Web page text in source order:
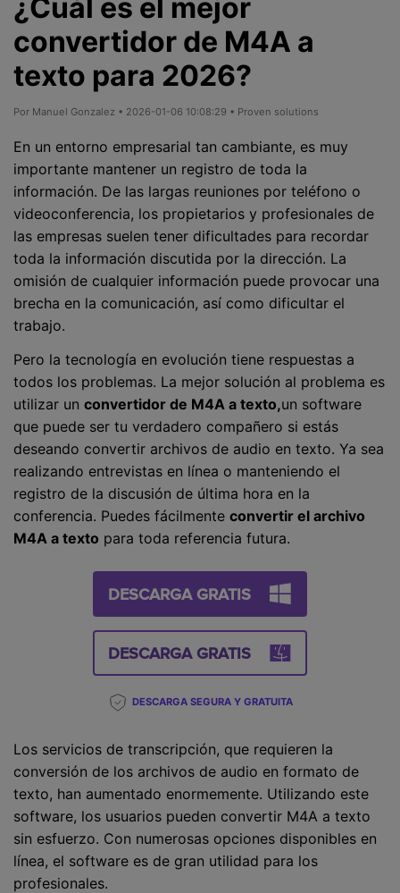
¿Cuál es el mejor
convertidor de M4A a
texto para 2026?
Por Manuel Gonzalez • 2026-01-06 10:08:29 • Proven solutions
En un entorno empresarial tan cambiante, es muy
importante mantener un registro de toda la
información. De las largas reuniones por teléfono o
videoconferencia, los propietarios y profesionales de
las empresas suelen tener dificultades para recordar
toda la información discutida por la dirección. La
omisión de cualquier información puede provocar una
brecha en la comunicación, así como dificultar el
trabajo.
Pero la tecnología en evolución tiene respuestas a
todos los problemas. La mejor solución al problema es
utilizar un convertidor de M4A a texto,un software
que puede ser tu verdadero compañero si estás
deseando convertir archivos de audio en texto. Ya sea
realizando entrevistas en línea o manteniendo el
registro de la discusión de última hora en la
conferencia. Puedes fácilmente convertir el archivo
M4A a texto para toda referencia futura.
DESCARGA GRATIS
DESCARGA GRATIS
DESCARGA SEGURA Y GRATUITA
Los servicios de transcripción, que requieren la
conversión de los archivos de audio en formato de
texto, han aumentado enormemente. Utilizando este
software, los usuarios pueden convertir M4A a texto
sin esfuerzo. Con numerosas opciones disponibles en
línea, el software es de gran utilidad para los
profesionales.